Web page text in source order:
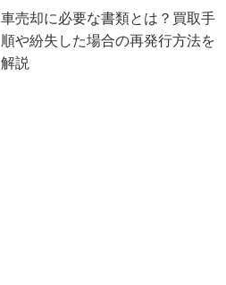
車売却に必要な書類とは？買取手
順や紛失した場合の再発行方法を
解説